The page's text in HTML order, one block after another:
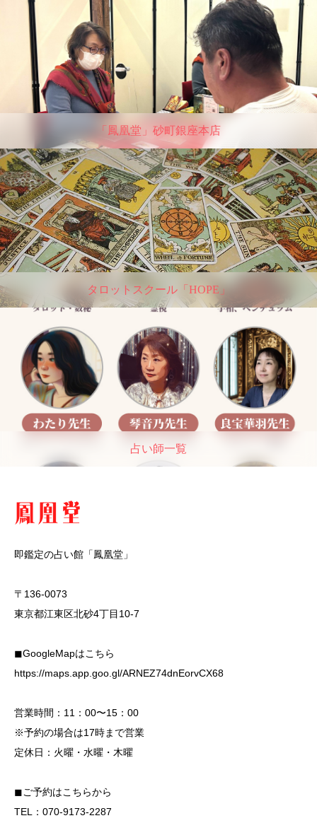
「鳳凰堂」砂町銀座本店
タロットスクール「HOPE」
占い師一覧
即鑑定の占い館「鳳凰堂」
〒136-0073
東京都江東区北砂4丁目10-7
◼︎GoogleMapはこちら
https://maps.app.goo.gl/ARNEZ74dnEorvCX68
営業時間：11：00〜15：00
※予約の場合は17時まで営業
定休日：火曜・水曜・木曜
◼︎ご予約はこちらから
TEL：070-9173-2287